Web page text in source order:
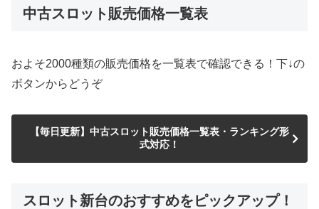
中古スロット販売価格一覧表
およそ2000種類の販売価格を一覧表で確認できる！下↓の
ボタンからどうぞ
【毎日更新】中古スロット販売価格一覧表・ランキング形
式対応！
スロット新台のおすすめをピックアップ！